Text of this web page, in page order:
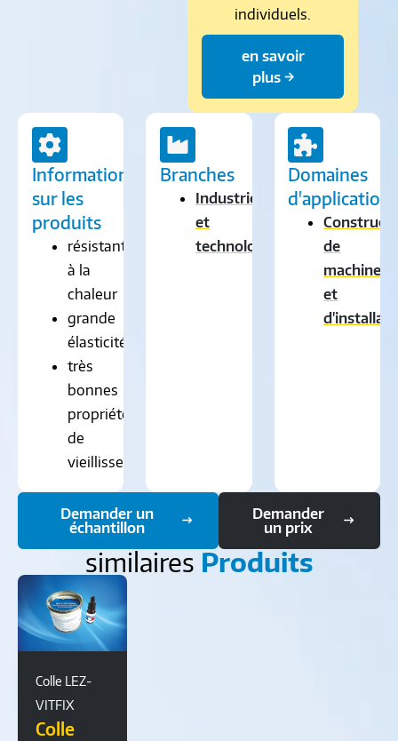
individuels.
en savoir
plus →
Informations
sur les
produits
résistant
à la
chaleur
grande
élasticité
très
bonnes
propriétés
de
vieillissement
Branches
Industrie
et
technologie
Domaines
d'application
de
machines
et
Demander un
échantillon
Demander
un prix
similaires Produits
Colle LEZ-
VITFIX
Colle